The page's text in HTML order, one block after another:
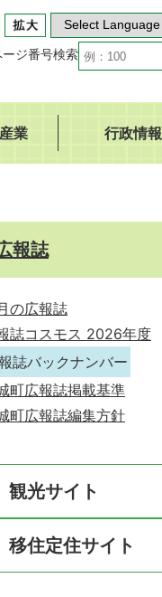
ージ番号検索
業 行政情報
報誌
の広報誌
誌コスモス 2026年度
誌バックナンバー
町広報誌掲載基準
町広報誌編集方針
観光サイト
移住定住サイト